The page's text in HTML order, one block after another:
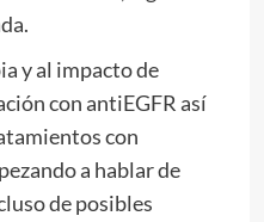
y al impacto de
con antiEGFR así
con
a hablar de
de posibles